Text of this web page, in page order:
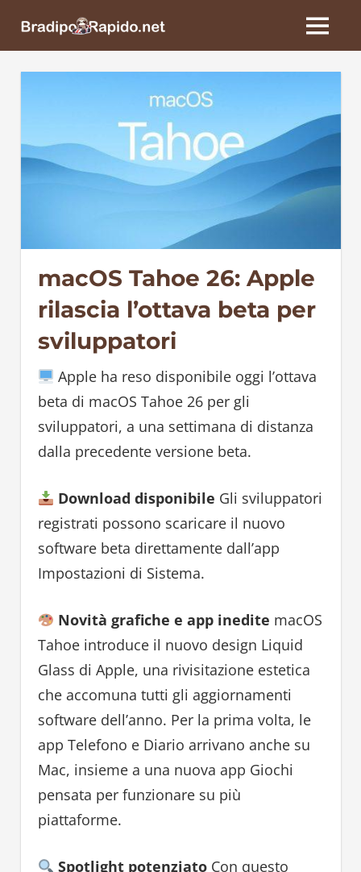
BradipoRapido.net
MENU
macOS Tahoe 26: Apple
rilascia l’ottava beta per
sviluppatori
Apple ha reso disponibile oggi l’ottava
beta di macOS Tahoe 26 per gli
sviluppatori, a una settimana di distanza
dalla precedente versione beta.
Download disponibile Gli sviluppatori
registrati possono scaricare il nuovo
software beta direttamente dall’app
Impostazioni di Sistema.
Novità grafiche e app inedite macOS
Tahoe introduce il nuovo design Liquid
Glass di Apple, una rivisitazione estetica
che accomuna tutti gli aggiornamenti
software dell’anno. Per la prima volta, le
app Telefono e Diario arrivano anche su
Mac, insieme a una nuova app Giochi
pensata per funzionare su più
piattaforme.
Spotlight potenziato Con questo